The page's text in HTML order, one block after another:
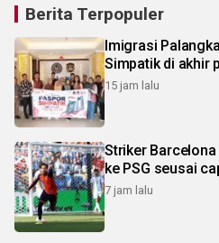
Berita Terpopuler
Imigrasi
Simpatik di akhir
15 jam lalu
Striker
ke PSG seusai
7 jam lalu